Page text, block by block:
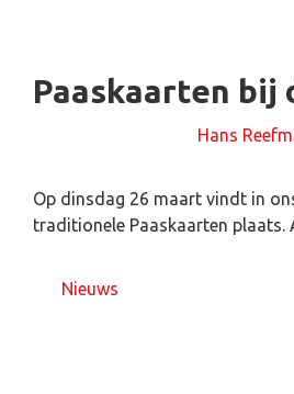
Paaskaarten bij
Hans
Op dinsdag 26 maart vindt in
traditionele Paaskaarten plaats.
Nieuws